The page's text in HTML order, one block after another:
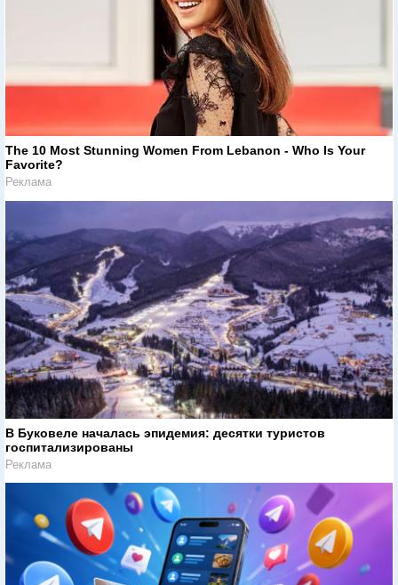
The 10 Most Stunning Women From Lebanon - Who Is Your
Favorite?
Реклама
В Буковеле началась эпидемия: десятки туристов
госпитализированы
Реклама